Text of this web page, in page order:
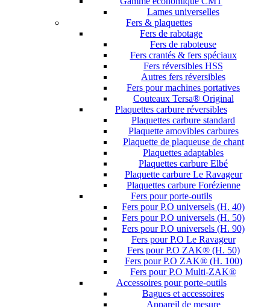
Lames universelles
Fers & plaquettes
Fers de rabotage
Fers de raboteuse
Fers crantés & fers spéciaux
Fers réversibles HSS
Autres fers réversibles
Fers pour machines portatives
Couteaux Tersa® Original
Plaquettes carbure réversibles
Plaquettes carbure standard
Plaquette amovibles carbures
Plaquette de plaqueuse de chant
Plaquettes adaptables
Plaquettes carbure Elbé
Plaquette carbure Le Ravageur
Plaquettes carbure Forézienne
Fers pour porte-outils
Fers pour P.O universels (H. 40)
Fers pour P.O universels (H. 50)
Fers pour P.O universels (H. 90)
Fers pour P.O Le Ravageur
Fers pour P.O ZAK® (H. 50)
Fers pour P.O ZAK® (H. 100)
Fers pour P.O Multi-ZAK®
Accessoires pour porte-outils
Bagues et accessoires
Appareil de mesure